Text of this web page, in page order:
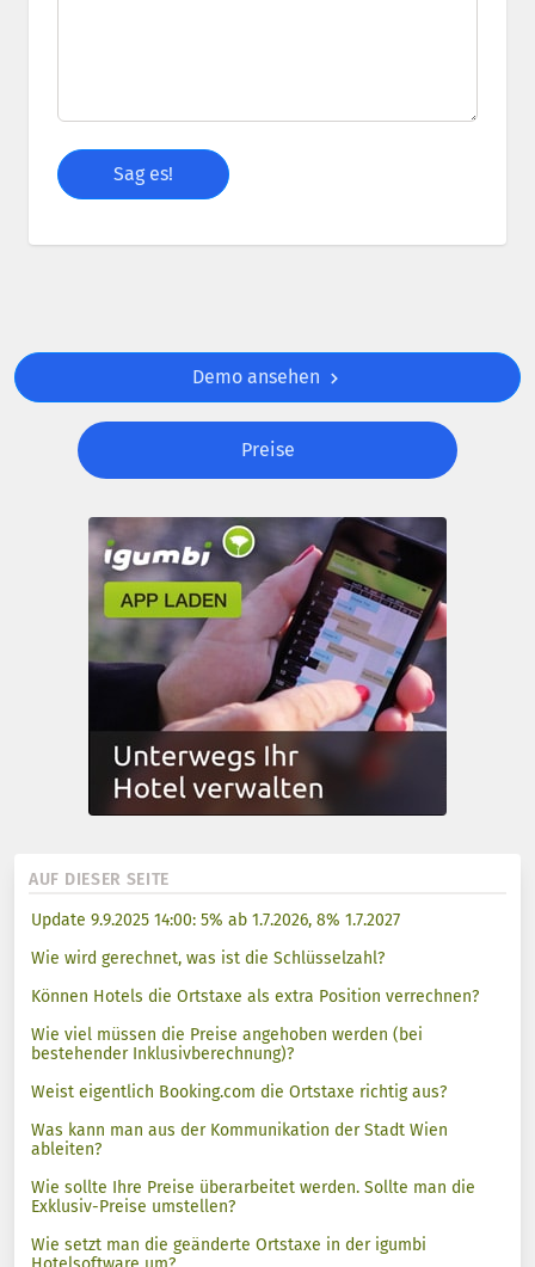
Demo ansehen
Preise
AUF DIESER SEITE
Update 9.9.2025 14:00: 5% ab 1.7.2026, 8% 1.7.2027
Wie wird gerechnet, was ist die Schlüsselzahl?
Können Hotels die Ortstaxe als extra Position verrechnen?
Wie viel müssen die Preise angehoben werden (bei
bestehender Inklusivberechnung)?
Weist eigentlich Booking.com die Ortstaxe richtig aus?
Was kann man aus der Kommunikation der Stadt Wien
ableiten?
Wie sollte Ihre Preise überarbeitet werden. Sollte man die
Exklusiv-Preise umstellen?
Wie setzt man die geänderte Ortstaxe in der igumbi